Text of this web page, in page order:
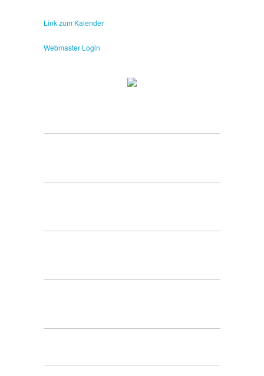
Link zum Kalender
Webmaster Login